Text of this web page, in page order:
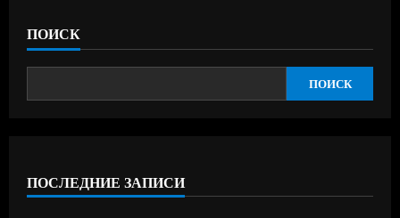
ПОИСК
ПОИСК
ПОСЛЕДНИЕ ЗАПИСИ